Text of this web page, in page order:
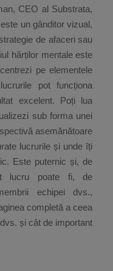
CEO al Substrata,
un gânditor vizual,
de afaceri sau
hărților mentale este
pe elementele
pot funcționa
excelent. Poți lua
sub forma unei
asemănătoare
lucrurile și unde îți
Este puternic și, de
lucru poate fi, de
echipei dvs.,
completă a ceea
și cât de important